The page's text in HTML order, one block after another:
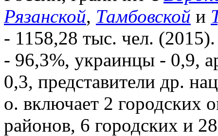
Рязанской, Тамбовской и
- 1158,28 тыс. чел.
- 96,3%, украинцы - 0,9,
0,3, представители др.
о. включает 2 городских
районов, 6 городских и